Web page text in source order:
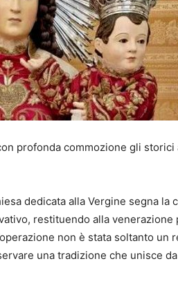
profonda commozione gli
dedicata alla Vergine segna la
restituendo alla venerazione
non è stata soltanto un
una tradizione che unisce